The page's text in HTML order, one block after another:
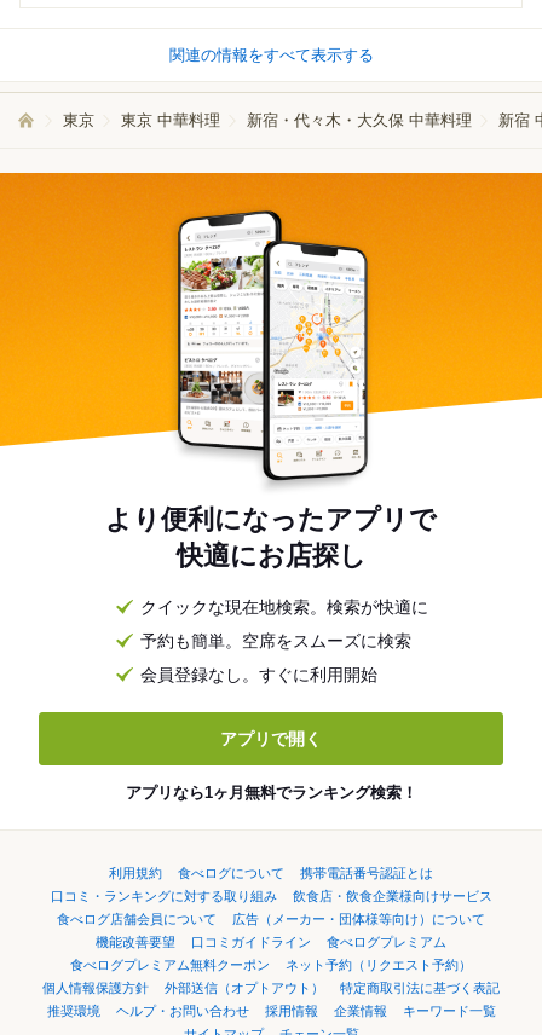
関連の情報をすべて表示する
東京 東京 中華料理 新宿・代々木・大久保 中華料理 新宿
より便利になったアプリで
快適にお店探し
クイックな現在地検索。検索が快適に
予約も簡単。空席をスムーズに検索
会員登録なし。すぐに利用開始
アプリで開く
アプリなら1ヶ月無料でランキング検索！
利用規約 食べログについて
携帯電話番号認証とは
口コミ・ランキングに対する取り組み
飲食店・飲食企業様向けサービス
食べログ店舗会員について
広告（メーカー・団体様等向け）について
機能改善要望
口コミガイドライン
食べログプレミアム
食べログプレミアム無料クーポン
ネット予約（リクエスト予約）
個人情報保護方針
外部送信（オプトアウト）
特定商取引法に基づく表記
推奨環境
ヘルプ・お問い合わせ 採用情報 企業情報
キーワード一覧